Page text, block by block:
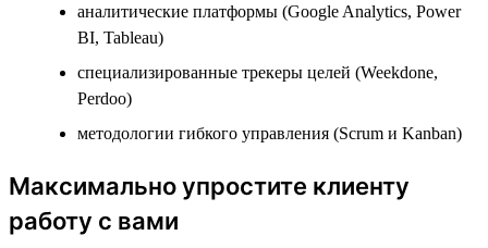
аналитические платформы (Google Analytics, Power
BI, Tableau)
специализированные трекеры целей (Weekdone,
Perdoo)
методологии гибкого управления (Scrum и Kanban)
Максимально упростите клиенту
работу с вами